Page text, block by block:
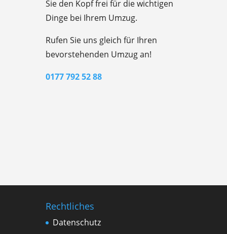
Sie den Kopf frei für die wichtigen
Dinge bei Ihrem Umzug.
Rufen Sie uns gleich für Ihren
bevorstehenden Umzug an!
0177 792 52 88
Rechtliches
Datenschutz